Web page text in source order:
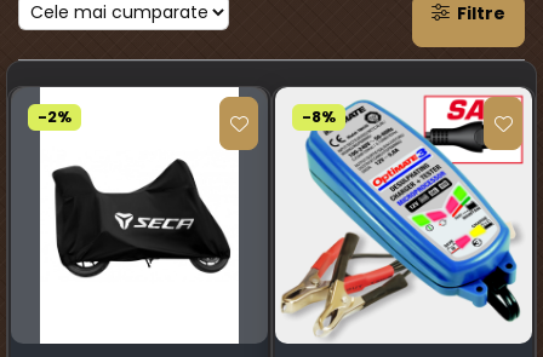
Filtre
-2% -8%